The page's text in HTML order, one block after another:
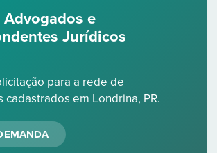
Advogados e
Jurídicos
para a rede de
cadastrados em Londrina, PR.